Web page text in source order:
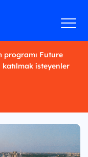
programı Future
katılmak isteyenler